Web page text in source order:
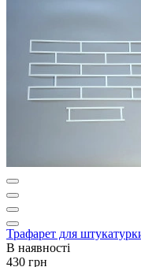
Трафарет для
В наявності
430 грн